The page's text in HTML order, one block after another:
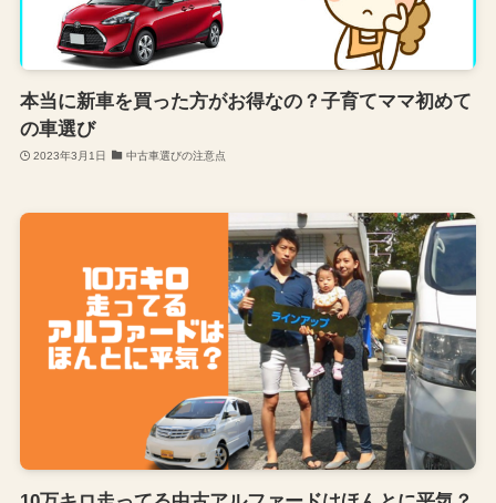
本当に新車を買った方がお得なの？子育てママ初めて
の車選び
2023年3月1日 中古車選びの注意点